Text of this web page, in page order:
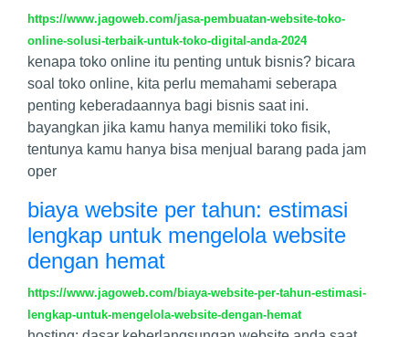
https://www.jagoweb.com/jasa-pembuatan-website-toko-
online-solusi-terbaik-untuk-toko-digital-anda-2024
kenapa toko online itu penting untuk bisnis? bicara
soal toko online, kita perlu memahami seberapa
penting keberadaannya bagi bisnis saat ini.
bayangkan jika kamu hanya memiliki toko fisik,
tentunya kamu hanya bisa menjual barang pada jam
oper
biaya website per tahun: estimasi
lengkap untuk mengelola website
dengan hemat
https://www.jagoweb.com/biaya-website-per-tahun-estimasi-
lengkap-untuk-mengelola-website-dengan-hemat